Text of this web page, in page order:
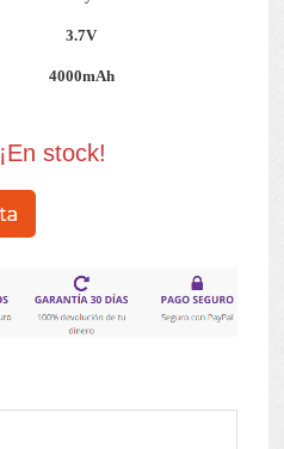
3.7V
4000mAh
¡En stock!